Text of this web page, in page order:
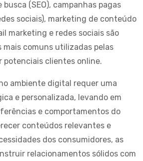
(SEO), campanhas pagas
sociais), marketing de conteúdo
marketing e redes sociais são
mais comuns utilizadas pelas
potenciais clientes online.
ambiente digital requer uma
e personalizada, levando em
e comportamentos do
conteúdos relevantes e
dos consumidores, as
relacionamentos sólidos com